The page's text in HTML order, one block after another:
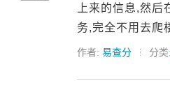
上来的信息,然
务,完全不用去爬
作者: 易查分 分类: